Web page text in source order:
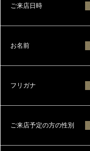
ご来店日時
お名前
フリガナ
ご来店予定の方の性別